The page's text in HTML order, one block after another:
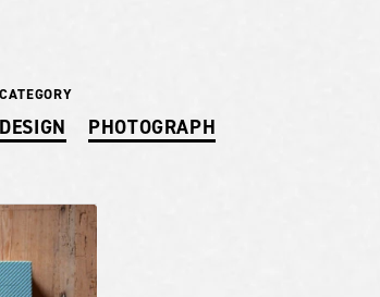
CATEGORY
DESIGN PHOTOGRAPH